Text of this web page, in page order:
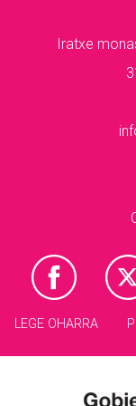
Iratxe
LEGE OHARRA